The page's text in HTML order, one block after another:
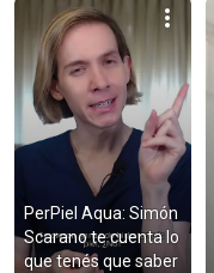
PerPiel Aqua: Simón
Scarano te cuenta lo
que tenés que saber